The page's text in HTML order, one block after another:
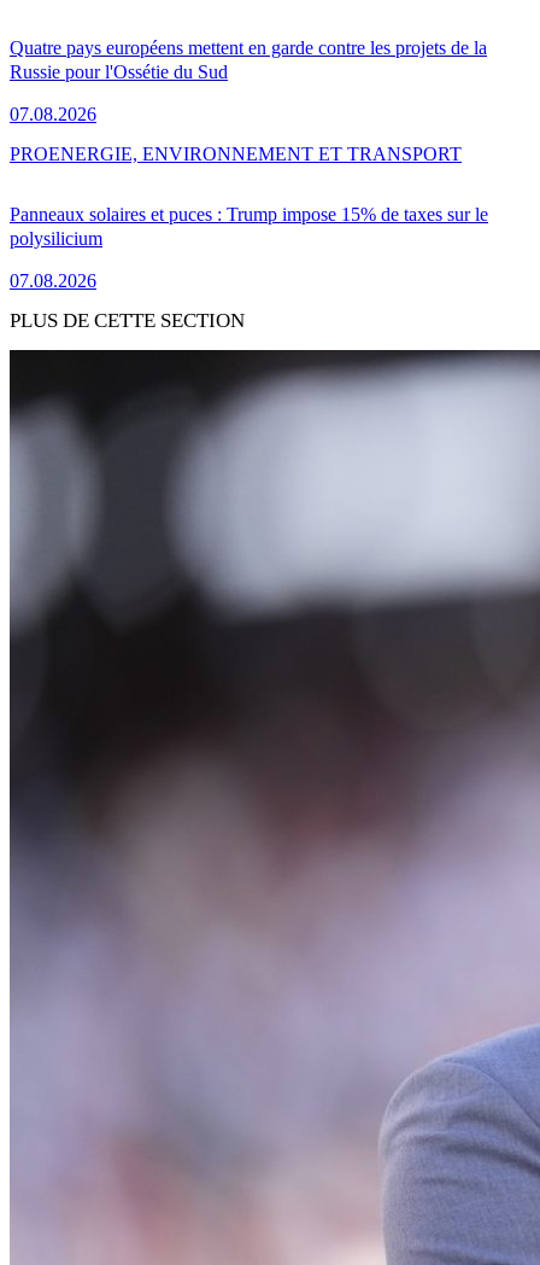
Quatre pays européens mettent en garde contre les projets de la
Russie pour l'Ossétie du Sud
07.08.2026
Panneaux solaires et puces : Trump impose 15% de taxes sur le
polysilicium
07.08.2026
PROENERGIE, ENVIRONNEMENT ET TRANSPORT
PLUS DE CETTE SECTION